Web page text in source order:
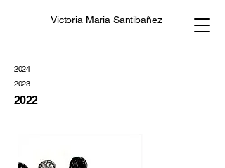
Victoria Maria Santibañez
2024
2023
2022